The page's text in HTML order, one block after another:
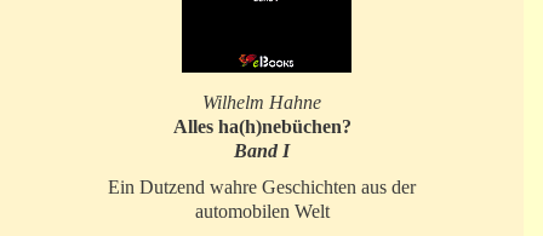
Wilhelm Hahne
Alles ha(h)nebüchen?
Band I
Ein Dutzend wahre Geschichten aus der
automobilen Welt